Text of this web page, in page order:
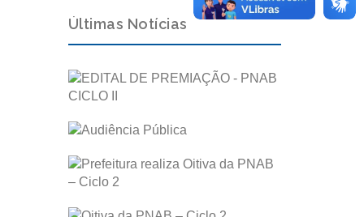
Últimas Notícias